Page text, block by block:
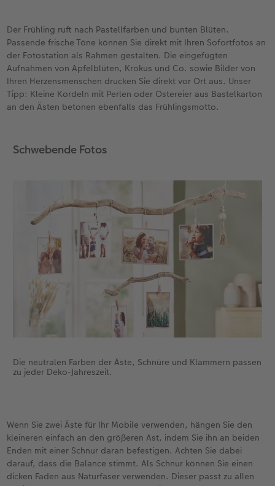
Der Frühling ruft nach Pastellfarben und bunten Blüten.
Passende frische Töne können Sie direkt mit Ihren Sofortfotos an
der Fotostation als Rahmen gestalten. Die eingefügten
Aufnahmen von Apfelblüten, Krokus und Co. sowie Bilder von
Ihren Herzensmenschen drucken Sie direkt vor Ort aus. Unser
Tipp: Kleine Kordeln mit Perlen oder Ostereier aus Bastelkarton
an den Ästen betonen ebenfalls das Frühlingsmotto.
Schwebende Fotos
Die neutralen Farben der Äste, Schnüre und Klammern passen
zu jeder Deko-Jahreszeit.
Wenn Sie zwei Äste für Ihr Mobile verwenden, hängen Sie den
kleineren einfach an den größeren Ast, indem Sie ihn an beiden
Enden mit einer Schnur daran befestigen. Achten Sie dabei
darauf, dass die Balance stimmt. Als Schnur können Sie einen
dicken Faden aus Naturfaser verwenden. Dieser passt zu allen